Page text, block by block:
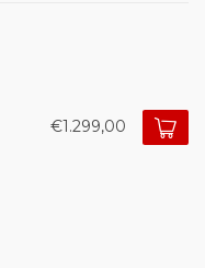
€1.299,00